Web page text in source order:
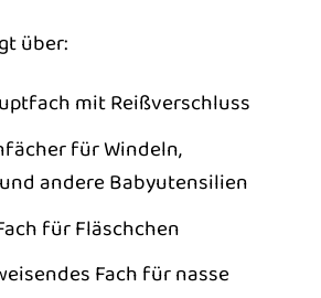
über:
mit Reißverschluss
für Windeln,
andere Babyutensilien
für Fläschchen
Fach für nasse